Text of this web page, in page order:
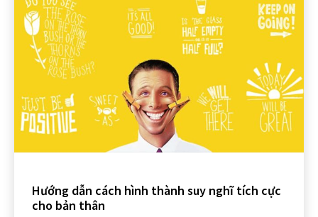
Hướng dẫn cách hình thành suy nghĩ tích cực
cho bản thân